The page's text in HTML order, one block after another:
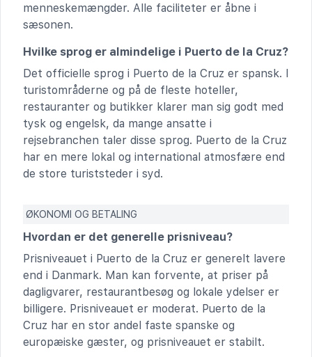
menneskemængder. Alle faciliteter er åbne i
sæsonen.
Hvilke sprog er almindelige i Puerto de la Cruz?
Det officielle sprog i Puerto de la Cruz er spansk. I
turistområderne og på de fleste hoteller,
restauranter og butikker klarer man sig godt med
tysk og engelsk, da mange ansatte i
rejsebranchen taler disse sprog. Puerto de la Cruz
har en mere lokal og international atmosfære end
de store turiststeder i syd.
ØKONOMI OG BETALING
Hvordan er det generelle prisniveau?
Prisniveauet i Puerto de la Cruz er generelt lavere
end i Danmark. Man kan forvente, at priser på
dagligvarer, restaurantbesøg og lokale ydelser er
billigere. Prisniveauet er moderat. Puerto de la
Cruz har en stor andel faste spanske og
europæiske gæster, og prisniveauet er stabilt.